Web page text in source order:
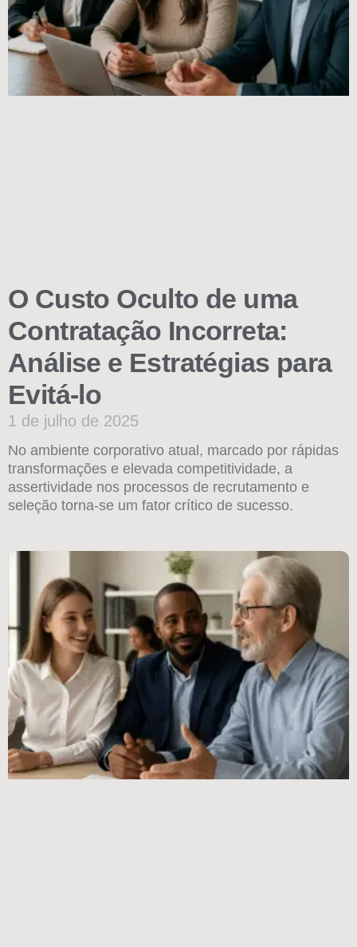
O Custo Oculto de uma
Contratação Incorreta:
Análise e Estratégias para
Evitá-lo
1 de julho de 2025
No ambiente corporativo atual, marcado por rápidas
transformações e elevada competitividade, a
assertividade nos processos de recrutamento e
seleção torna-se um fator crítico de sucesso.